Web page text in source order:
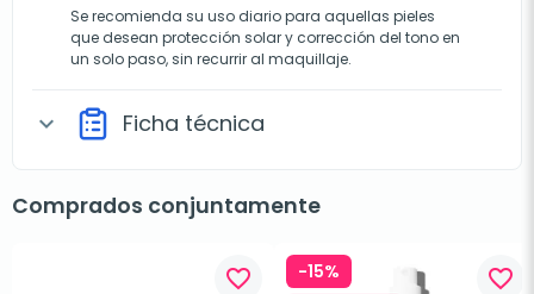
Se recomienda su uso diario para aquellas pieles
que desean protección solar y corrección del tono en
un solo paso, sin recurrir al maquillaje.
expand_more Ficha técnica
Comprados conjuntamente
favorite_border
-15%
favorite_border